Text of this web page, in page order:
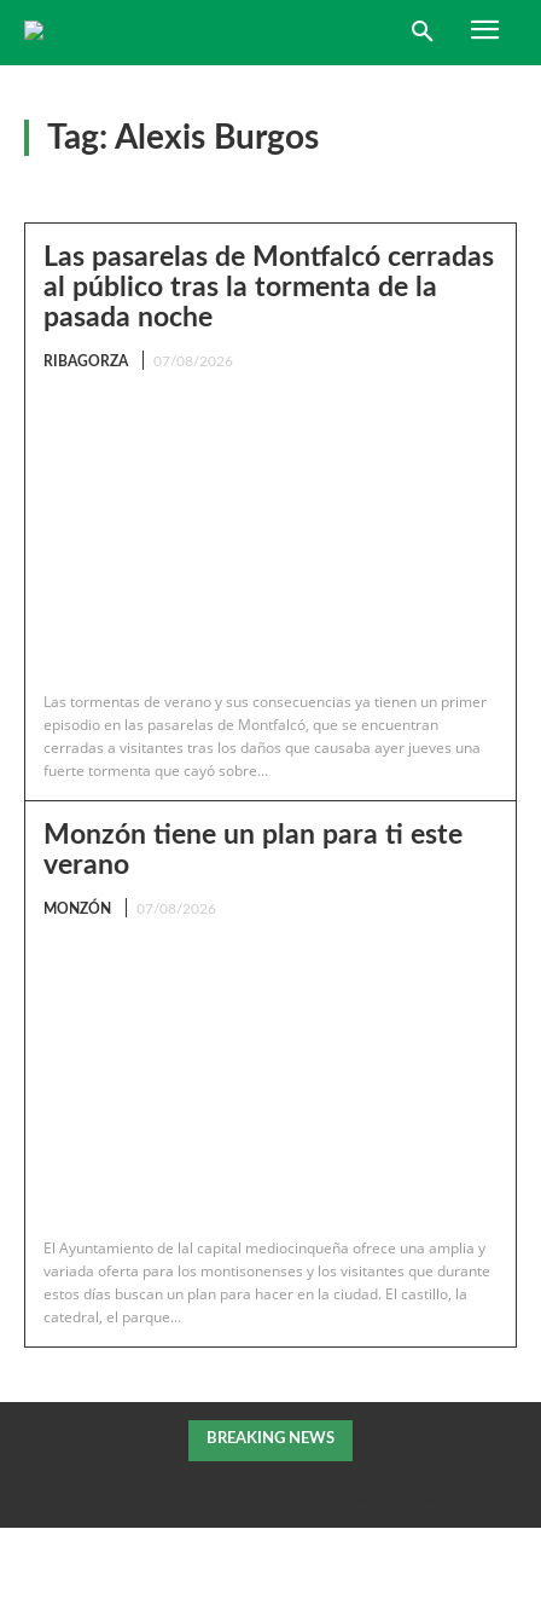
Tag: Alexis Burgos
Las pasarelas de Montfalcó cerradas
al público tras la tormenta de la
pasada noche
RIBAGORZA 07/08/2026
Las tormentas de verano y sus consecuencias ya tienen un primer
episodio en las pasarelas de Montfalcó, que se encuentran
cerradas a visitantes tras los daños que causaba ayer jueves una
fuerte tormenta que cayó sobre...
Monzón tiene un plan para ti este
verano
MONZÓN 07/08/2026
El Ayuntamiento de lal capital mediocinqueña ofrece una amplia y
variada oferta para los montisonenses y los visitantes que durante
estos días buscan un plan para hacer en la ciudad. El castillo, la
catedral, el parque...
BREAKING NEWS